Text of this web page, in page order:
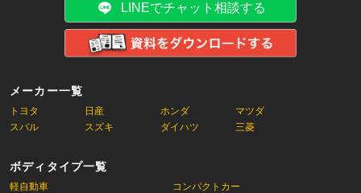
メーカー一覧
トヨタ 日産 ホンダ
マツダ
スバル
スズキ ダイハツ 三菱
ボディタイプ一覧
軽自動車
コンパクトカー
LINEでチャット相談する